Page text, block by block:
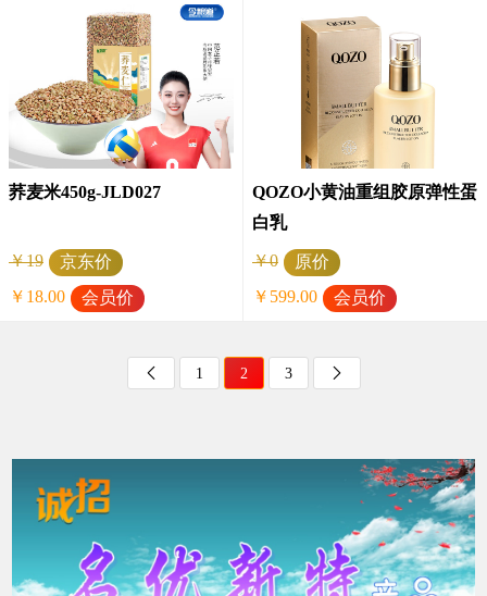
荞麦米450g-JLD027
￥19
京东价
￥18.00
会员价
QOZO小黄油重组胶原弹性蛋
白乳
￥0
原价
￥599.00
会员价
 1 2 3 